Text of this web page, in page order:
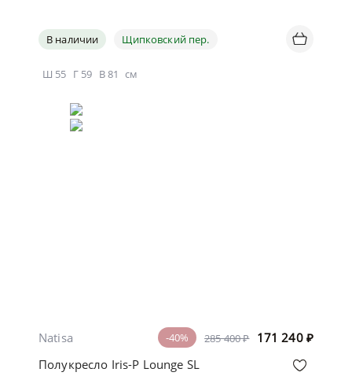
В наличии Щипковский пер.
Ш 55 Г59 В81 см
285 400 ₽ 171 240 ₽
-40%
Natisa
Полукресло Iris-P Lounge SL